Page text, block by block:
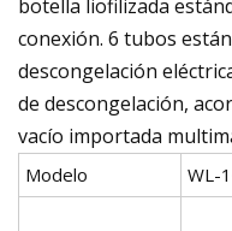
botella liofilizada
conexión. 6 tubos
descongelación
de descongelación,
vacío importada
Modelo WL-